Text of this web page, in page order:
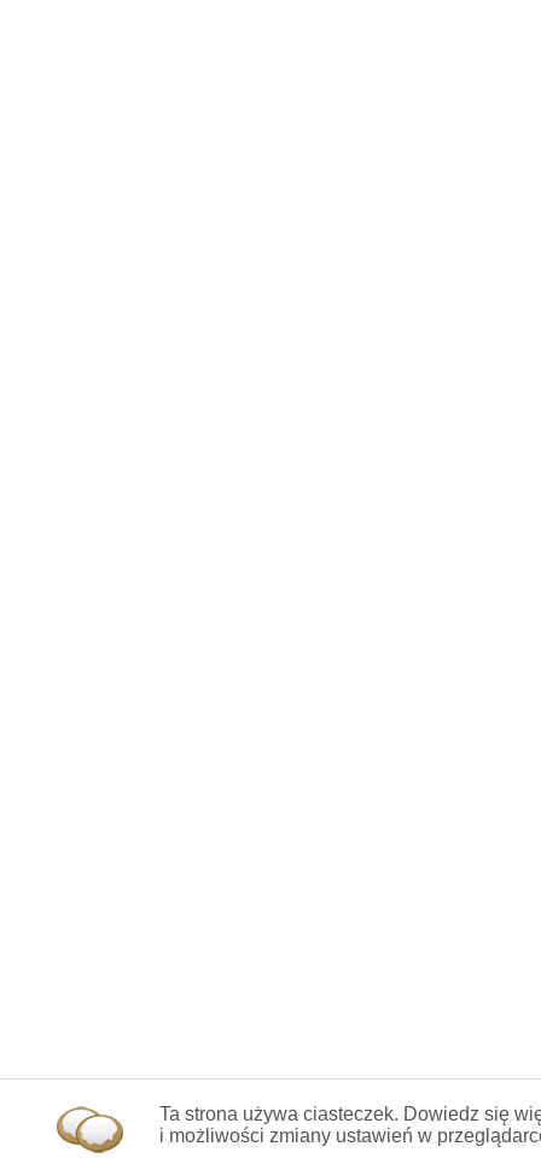
Ta strona używa ciasteczek. Dowiedz się
i możliwości zmiany ustawień w